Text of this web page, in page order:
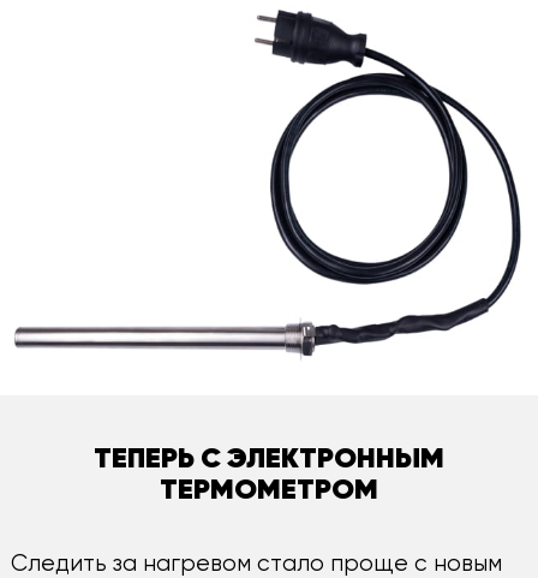
ТЕПЕРЬ С ЭЛЕКТРОННЫМ
ТЕРМОМЕТРОМ
Следить за нагревом стало проще с новым